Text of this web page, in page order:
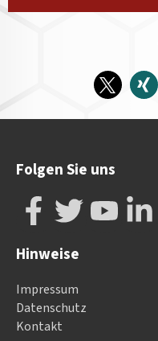
Folgen Sie uns
Hinweise
Impressum
Datenschutz
Kontakt